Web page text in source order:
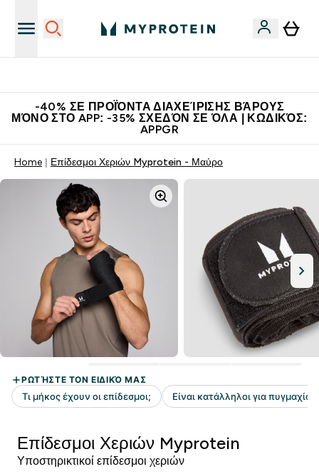
-40% ΣΕ ΠΡΟΪΌΝΤΑ ΔΙΑΧΕΊΡΙΣΗΣ ΒΆΡΟΥΣ
ΜΌΝΟ ΣΤΟ APP: -35% ΣΧΕΔΌΝ ΣΕ ΌΛΑ | ΚΩΔΙΚΌΣ:
APPGR
Home Επίδεσμοι Χεριών Myprotein - Μαύρο
Επίδεσμοι Χεριών Myprotein
Υποστηρικτικοί επίδεσμοι χεριών